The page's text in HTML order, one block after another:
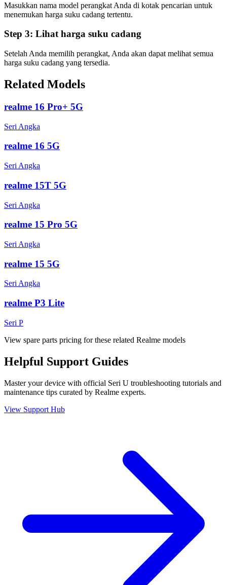
Masukkan nama model perangkat Anda di kotak pencarian untuk
menemukan harga suku cadang tertentu.
Step 3: Lihat harga suku cadang
Setelah Anda memilih perangkat, Anda akan dapat melihat semua
harga suku cadang yang tersedia.
Related Models
realme 16 Pro+ 5G
Seri Angka
realme 16 5G
Seri Angka
realme 15T 5G
Seri Angka
realme 15 Pro 5G
Seri Angka
realme 15 5G
Seri Angka
realme P3 Lite
Seri P
View spare parts pricing for these related Realme models
Helpful Support Guides
Master your device with official Seri U troubleshooting tutorials and
maintenance tips curated by Realme experts.
View Support Hub